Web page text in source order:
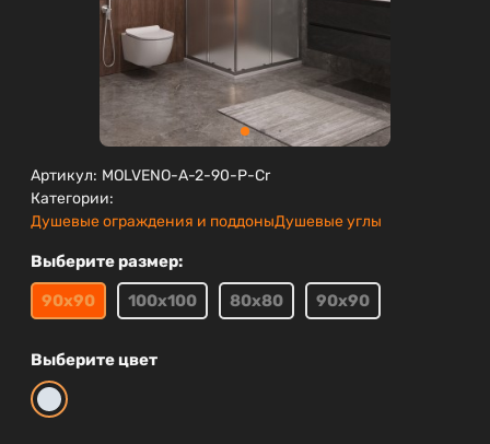
Артикул: MOLVENO-A-2-90-P-Cr
Категории:
Душевые ограждения и поддоныДушевые углы
Выберите размер:
90х90
100х100 80х80 90х90
Выберите цвет